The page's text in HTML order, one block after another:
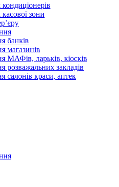
зони
банків
магазинів
МАФів, ларьків, кіосків
розважальних закладів
салонів краси, аптек